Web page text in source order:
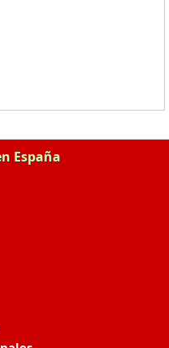
España